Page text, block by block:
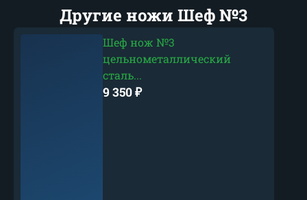
Другие ножи Шеф №3
Шеф нож №3
цельнометаллический
сталь...
9 350₽